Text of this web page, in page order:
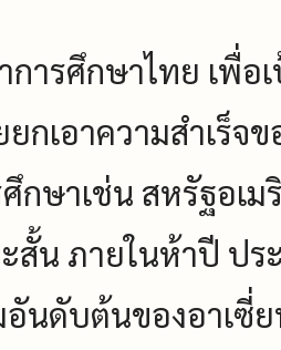
ารศึกษาไทย เพื่อ
กเอาความสำเร็จ
กษาเช่น สหรัฐอเม
สั้น ภายในห้าปี ป
นดับต้นของอาเซี่